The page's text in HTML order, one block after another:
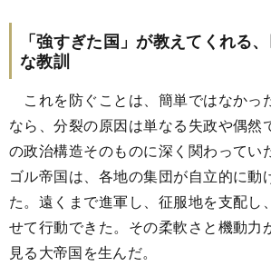
「強すぎた国」が教えてくれる
な教訓
これを防ぐことは、簡単ではなかっ
なら、分裂の原因は単なる失政や偶然
の政治構造そのものに深く関わってい
ゴル帝国は、各地の集団が自立的に動
た。遠くまで進軍し、征服地を支配し
せて行動できた。その柔軟さと機動力
見る大帝国を生んだ。